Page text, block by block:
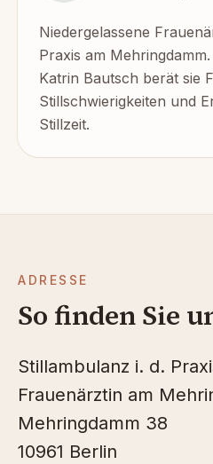
Niedergelassene
Praxis am
Katrin Bautsch berät sie
Stillschwierigkeiten und
Stillzeit.
ADRESSE
So finden Sie
Stillambulanz i. d.
Frauenärztin am
Mehringdamm 38
10961 Berlin